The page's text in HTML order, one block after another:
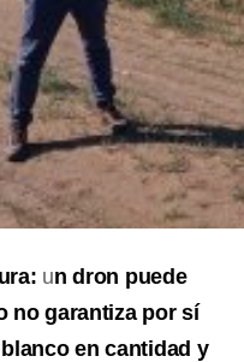
un dron puede
no garantiza por sí
en cantidad y